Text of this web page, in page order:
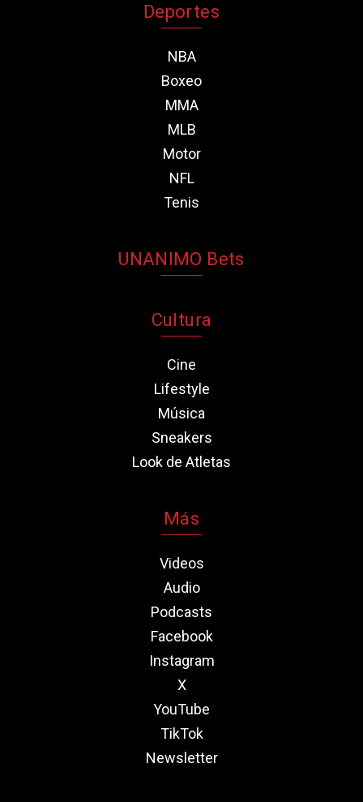
Deportes
NBA
Boxeo
MMA
MLB
Motor
NFL
Tenis
UNANIMO Bets
Cultura
Cine
Lifestyle
Música
Sneakers
Look de Atletas
Más
Videos
Audio
Podcasts
Facebook
Instagram
X
YouTube
TikTok
Newsletter